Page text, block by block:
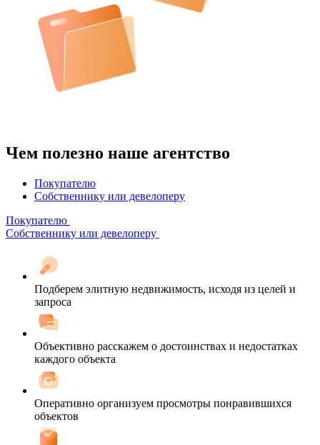
Чем полезно наше агентство
Покупателю
Собственнику или девелоперу
Покупателю
Собственнику или девелоперу
Подберем элитную недвижимость, исходя из целей и
запроса
Объективно расскажем о достоинствах и недостатках
каждого объекта
Оперативно организуем просмотры понравившихся
объектов